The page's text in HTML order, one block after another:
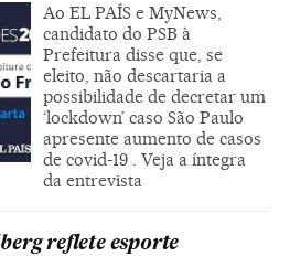
Ao EL PAÍS e MyNews,
candidato do PSB à
Prefeitura disse que, se
eleito, não descartaria a
possibilidade de decretar um
‘lockdown’ caso São Paulo
apresente aumento de casos
de covid-19 . Veja a íntegra
da entrevista
reflete esporte